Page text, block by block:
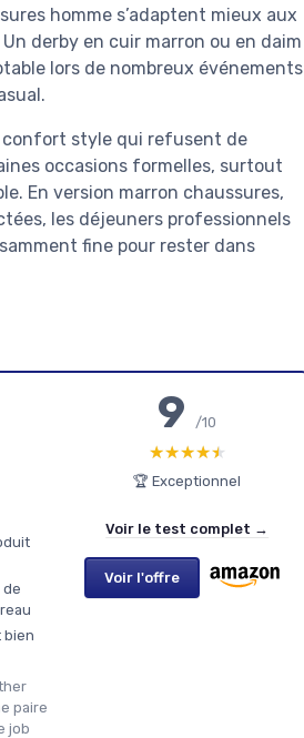
homme s’adaptent mieux aux
derby en cuir marron ou en daim
lors de nombreux événements
confort style qui refusent de
occasions formelles, surtout
En version marron chaussures,
les déjeuners professionnels
fine pour rester dans
de
bien
paire
job
9/10
★★★★★
★★★★★
🏆 Exceptionnel
Voir le test complet →
Voir l'offre